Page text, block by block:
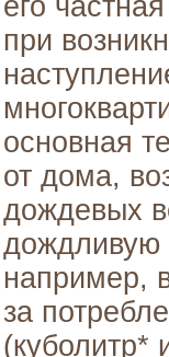
его
при
основная
от дома,
дождевых
дождливую
например,
за
(куболитр*